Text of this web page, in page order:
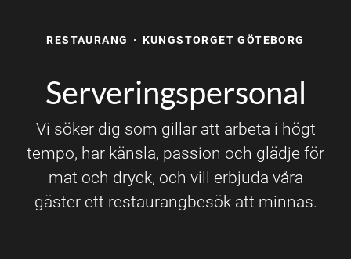
RESTAURANG · KUNGSTORGET GÖTEBORG
Serveringspersonal
Vi söker dig som gillar att arbeta i högt
tempo, har känsla, passion och glädje för
mat och dryck, och vill erbjuda våra
gäster ett restaurangbesök att minnas.